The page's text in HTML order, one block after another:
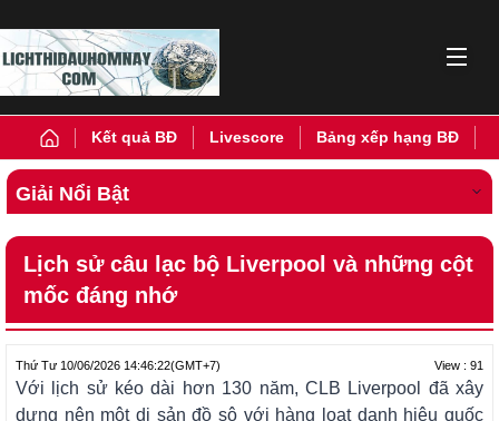
Kết quả BĐ Livescore Bảng xếp hạng BĐ
Giải Nổi Bật
Lịch sử câu lạc bộ Liverpool và những cột
mốc đáng nhớ
Thứ Tư 10/06/2026 14:46:22(GMT+7) View : 91
Với lịch sử kéo dài hơn 130 năm, CLB Liverpool đã xây
dựng nên một di sản đồ sộ với hàng loạt danh hiệu quốc